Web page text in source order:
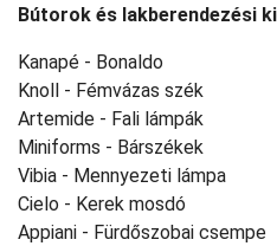
Bútorok és lakberendezési
Kanapé - Bonaldo
Knoll - Fémvázas szék
Artemide - Fali lámpák
Miniforms - Bárszékek
Vibia - Mennyezeti lámpa
Cielo - Kerek mosdó
Appiani - Fürdőszobai csempe